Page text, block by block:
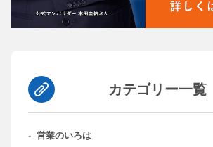
カテゴリー一覧
- 営業のいろは